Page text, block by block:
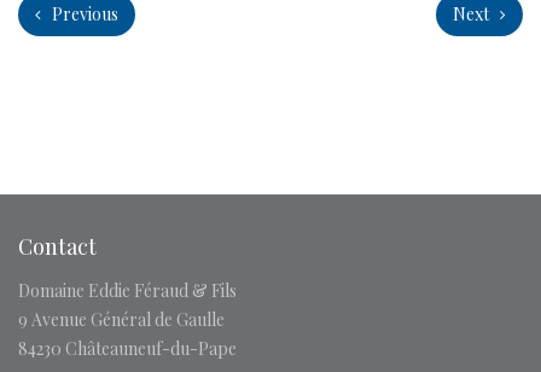
Previous Next
Contact
Domaine Eddie Féraud & Fils
9 Avenue Général de Gaulle
84230 Châteauneuf-du-Pape